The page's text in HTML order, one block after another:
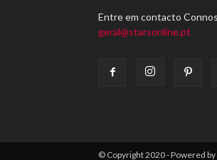
Entre em contacto
geral@starsonline.pt
© Copyright 2020 - Powered by